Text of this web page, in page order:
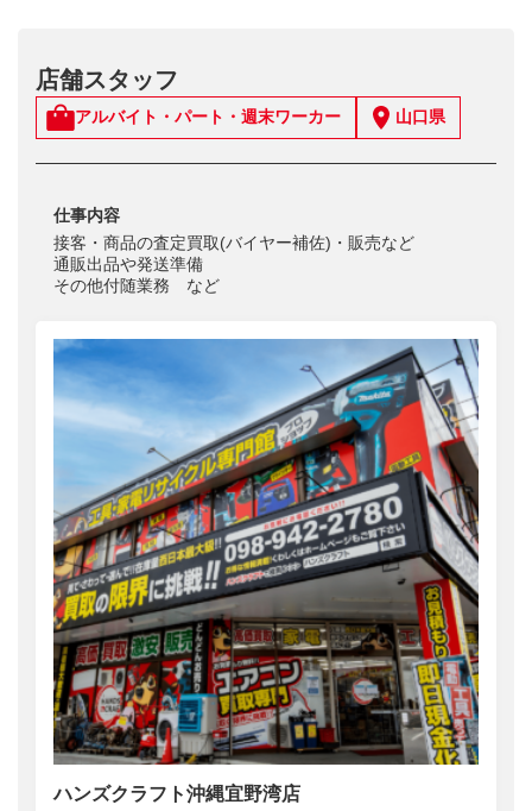
店舗スタッフ
アルバイト・パート・週末ワーカー 山口県
仕事内容
接客・商品の査定買取(バイヤー補佐)・販売など
通販出品や発送準備
その他付随業務 など
ハンズクラフト沖縄宜野湾店